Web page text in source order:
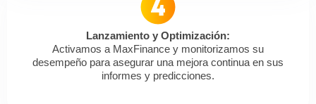
Lanzamiento y Optimización:
Activamos a MaxFinance y monitorizamos su
desempeño para asegurar una mejora continua en sus
informes y predicciones.